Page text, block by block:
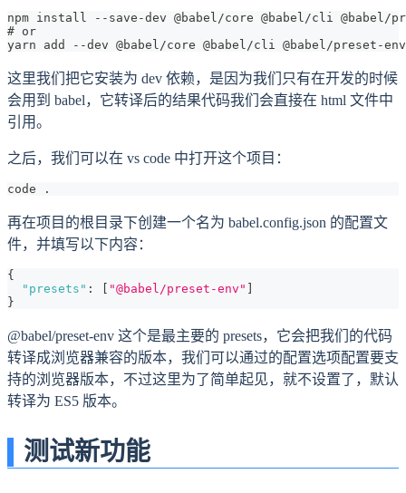
npm install --save-dev @babel/core @babel/cli @babel/
# or
yarn add --dev @babel/core @babel/cli @babel/preset-env
这里我们把它安装为 dev 依赖，是因为我们只有在开发的时候
会用到 babel，它转译后的结果代码我们会直接在 html 文件中
引用。
之后，我们可以在 vs code 中打开这个项目：
code .
再在项目的根目录下创建一个名为 babel.config.json 的配置文
件，并填写以下内容：
{
"presets" : "@babel/preset-env"
}
@babel/preset-env 这个是最主要的 presets，它会把我们的代码
转译成浏览器兼容的版本，我们可以通过的配置选项配置要支
持的浏览器版本，不过这里为了简单起见，就不设置了，默认
转译为 ES5 版本。
测试新功能